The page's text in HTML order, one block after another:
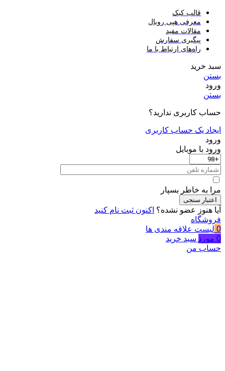
قالب کیک
معرفی هپی رویال
مقالات مفید
پیگیری سفارش
راه‌های ارتباط با ما
سبد خرید
بستن
ورود
بستن
حساب کاربری ندارید؟
ایجاد یک حساب کاربری
ورود
ورود با موبایل
مرا به خاطر بسپار
اعتبار سنجی
آیا هنوز عضو نشده؟ اکنون ثبت نام کنید
فروشگاه
0 لیست علاقه مندی ها
0 مورد سبد خرید
حساب من